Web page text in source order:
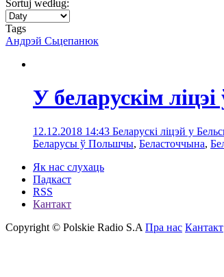
Sortuj według:
Tags
Андрэй Сьцепанюк
У беларускім
12.12.2018 14:43 Беларускі ліцэй у
Беларусы ў Польшчы, Беласточчына,
Як нас слухаць
Падкаст
RSS
Кантакт
Copyright © Polskie Radio S.A Пра нас Кантакт